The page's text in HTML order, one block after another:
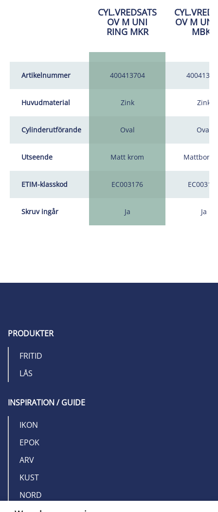
Artikelnummer
Huvudmaterial
Cylinderutförande
Utseende
ETIM-klasskod
Skruv ingår
CYL.VREDSATS
OV M UNI
RING MKR
400413704
Zink
Oval
Matt krom
EC003176
Ja
OV M UNI
MBKR
Zink
Oval
Ja
PRODUKTER
FRITID
LÅS
INSPIRATION / GUIDE
IKON
EPOK
ARV
KUST
NORD